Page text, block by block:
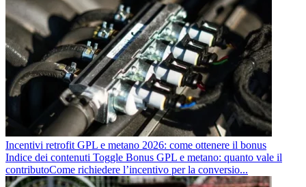
Incentivi retrofit GPL e metano 2026: come ottenere il bonus
Indice dei contenuti Toggle Bonus GPL e metano: quanto vale il
contributoCome richiedere l’incentivo per la conversio...